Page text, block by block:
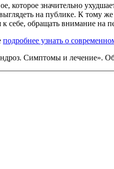
которое значительно
на публике. К тому
к себе, обращать внимание
подробнее узнать о
Симптомы и лечение».